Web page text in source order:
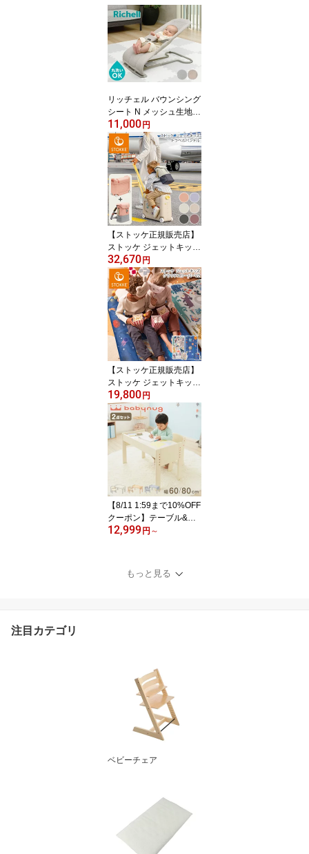
レイ サイベックス cybex
ロングユース ハーネス
トレー ベビー キッズ 椅
子 イス 高さ調整 折りた
たみ ハイチェア ベビー
チェア 正規品 (代引不可)
リッチェル バウンシング
シート N メッシュ生地
バウンサー 洗える 折り
たたみ 赤ちゃん 新生児
ギフト プレゼント お祝
い 出産祝い ベビー ウォ
ッシャブル ハイローラッ
ク LG RBG【送料無料】
11,000 円
【ストッケ正規販売店】
ストッケ ジェットキッズ
トラベルバンドル 子供が
乗れる キャリーケース
バックパック 子供用 リ
ュック カバン リュック
サック バックパック ST
OKKE(代引不可)【送料
無料】
32,670 円
【ストッケ正規販売店】
ストッケ ジェットキッズ
クラウドスリーパーV2 C
loudSleeperV2 収納袋付
き エアベッド エアーベ
ッド エアーマット エア
マット マットレス 旅行
アウトドア(代引不可)
19,800 円
【8/11 1:59まで10%OFF
クーポン】テーブル&チ
ェアセット 60×40cm 80
ア いす 学習デスクセッ
ト キッズデスクセット
12,999 円 ～
もっと見る
注目カテゴリ
ベビーチェア